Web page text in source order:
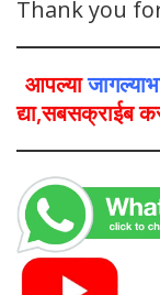
Thank you
आपल्या
द्या,सबसक्राईब